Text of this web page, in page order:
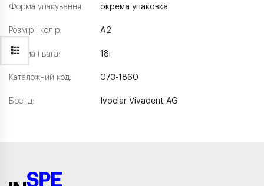
Форма упакування:
Розмір і колір:
Форма і вага:
Каталожний код:
Бренд:
окрема упаковка
A2
18г
073-1860
Ivoclar Vivadent AG